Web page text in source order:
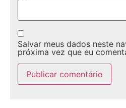
Salvar meus dados neste
próxima vez que eu